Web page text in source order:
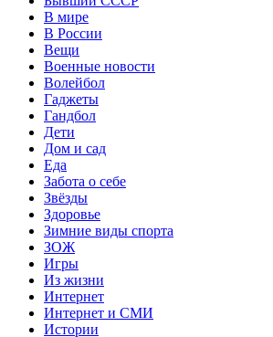
В мире
В России
Вещи
Военные новости
Волейбол
Гаджеты
Гандбол
Дети
Дом и сад
Еда
Забота о себе
Звёзды
Здоровье
Зимние виды спорта
ЗОЖ
Игры
Из жизни
Интернет
Интернет и СМИ
Истории